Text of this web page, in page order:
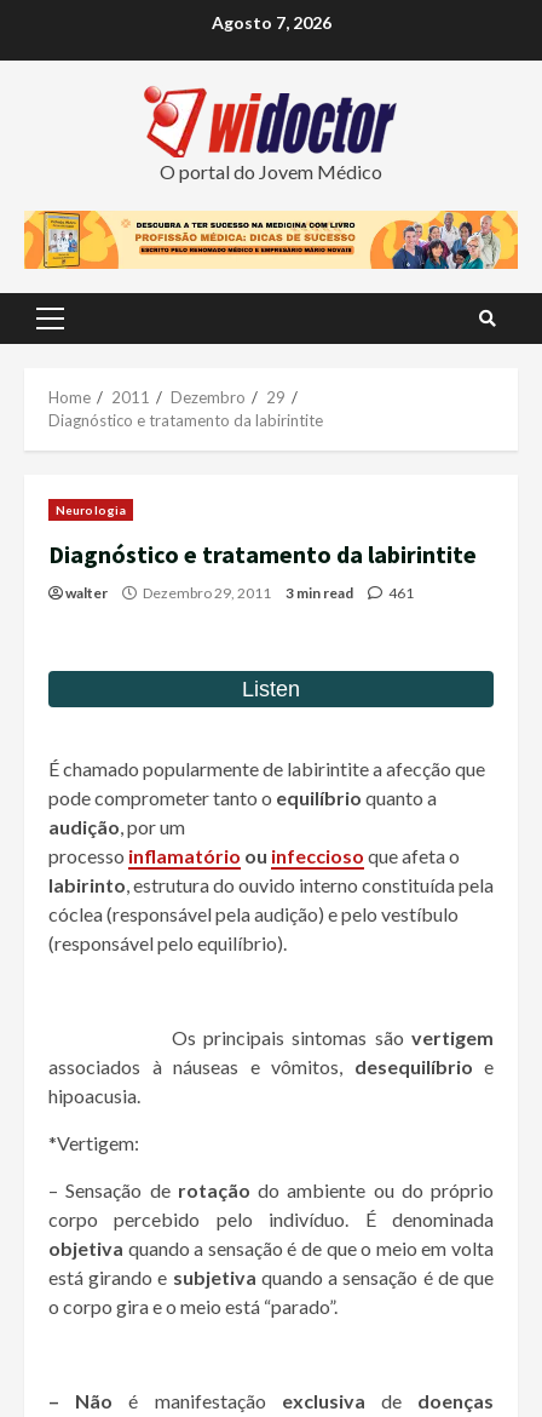
Agosto 7, 2026
O portal do Jovem Médico
Primary
Home 2011 Dezembro
29
Diagnóstico e tratamento da labirintite
Neurologia
Diagnóstico e tratamento da labirintite
walter Dezembro 29, 2011 3 min read 461
É chamado popularmente de labirintite a afecção que
pode comprometer tanto o equilíbrio quanto a
audição, por um
processo inflamatório ou infeccioso que afeta o
labirinto, estrutura do ouvido interno constituída pela
cóclea (responsável pela audição) e pelo vestíbulo
(responsável pelo equilíbrio).
Os principais sintomas são vertigem
associados à náuseas e vômitos, desequilíbrio e
hipoacusia.
*Vertigem:
– Sensação de rotação do ambiente ou do próprio
corpo percebido pelo indivíduo. É denominada
objetiva quando a sensação é de que o meio em volta
está girando e subjetiva quando a sensação é de que
o corpo gira e o meio está “parado”.
– Não é manifestação exclusiva de doenças